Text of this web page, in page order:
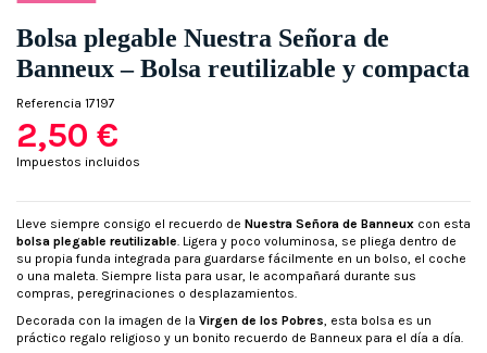
Bolsa plegable Nuestra Señora de
Banneux – Bolsa reutilizable y compacta
Referencia 17197
2,50 €
Impuestos incluidos
Lleve siempre consigo el recuerdo de Nuestra Señora de Banneux con esta
bolsa plegable reutilizable . Ligera y poco voluminosa, se pliega dentro de
su propia funda integrada para guardarse fácilmente en un bolso, el coche
o una maleta. Siempre lista para usar, le acompañará durante sus
compras, peregrinaciones o desplazamientos.
Decorada con la imagen de la Virgen de los Pobres, esta bolsa es un
práctico regalo religioso y un bonito recuerdo de Banneux para el día a día.